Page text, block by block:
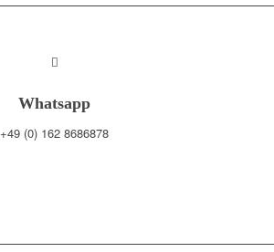
Whatsapp
+49 (0) 162 8686878